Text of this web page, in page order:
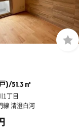
)/51.3㎡
1丁目
線 清澄白河